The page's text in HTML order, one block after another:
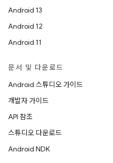
Android 13
Android 12
Android 11
문서 및 다운로드
Android 스튜디오 가이드
개발자 가이드
API 참조
스튜디오 다운로드
Android NDK